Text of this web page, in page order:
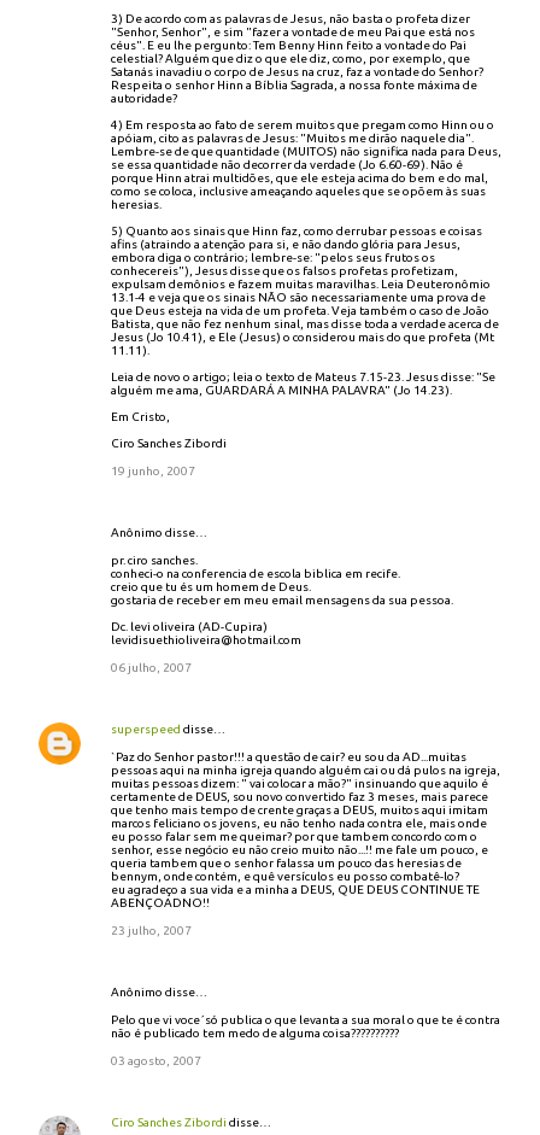
3) De acordo com as palavras de Jesus, não basta o profeta dizer
"Senhor, Senhor", e sim "fazer a vontade de meu Pai que está nos
céus". E eu lhe pergunto: Tem Benny Hinn feito a vontade do Pai
celestial? Alguém que diz o que ele diz, como, por exemplo, que
Satanás inavadiu o corpo de Jesus na cruz, faz a vontade do Senhor?
Respeita o senhor Hinn a Bíblia Sagrada, a nossa fonte máxima de
autoridade?
4) Em resposta ao fato de serem muitos que pregam como Hinn ou o
apóiam, cito as palavras de Jesus: "Muitos me dirão naquele dia".
Lembre-se de que quantidade (MUITOS) não significa nada para Deus,
se essa quantidade não decorrer da verdade (Jo 6.60-69). Não é
porque Hinn atrai multidões, que ele esteja acima do bem e do mal,
como se coloca, inclusive ameaçando aqueles que se opõem às suas
heresias.
5) Quanto aos sinais que Hinn faz, como derrubar pessoas e coisas
afins (atraindo a atenção para si, e não dando glória para Jesus,
embora diga o contrário; lembre-se: "pelos seus frutos os
conhecereis"), Jesus disse que os falsos profetas profetizam,
expulsam demônios e fazem muitas maravilhas. Leia Deuteronômio
13.1-4 e veja que os sinais NÃO são necessariamente uma prova de
que Deus esteja na vida de um profeta. Veja também o caso de João
Batista, que não fez nenhum sinal, mas disse toda a verdade acerca de
Jesus (Jo 10.41), e Ele (Jesus) o considerou mais do que profeta (Mt
11.11).
Leia de novo o artigo; leia o texto de Mateus 7.15-23. Jesus disse: "Se
alguém me ama, GUARDARÁ A MINHA PALAVRA" (Jo 14.23).
Em Cristo,
Ciro Sanches Zibordi
19 junho, 2007
Anônimo disse…
pr. ciro sanches.
conheci-o na conferencia de escola biblica em recife.
creio que tu és um homem de Deus.
gostaria de receber em meu email mensagens da sua pessoa.
Dc. levi oliveira (AD-Cupira)
levidisuethioliveira@hotmail.com
06 julho, 2007
superspeed disse…
`Paz do Senhor pastor!!! a questão de cair? eu sou da AD...muitas
pessoas aqui na minha igreja quando alguém cai ou dá pulos na igreja,
muitas pessoas dizem: " vai colocar a mão?" insinuando que aquilo é
certamente de DEUS, sou novo convertido faz 3 meses, mais parece
que tenho mais tempo de crente graças a DEUS, muitos aqui imitam
marcos feliciano os jovens, eu não tenho nada contra ele, mais onde
eu posso falar sem me queimar? por que tambem concordo com o
senhor, esse negócio eu não creio muito não...!! me fale um pouco, e
queria tambem que o senhor falassa um pouco das heresias de
bennym, onde contém, e quê versículos eu posso combatê-lo?
eu agradeço a sua vida e a minha a DEUS, QUE DEUS CONTINUE TE
ABENÇOADNO!!
23 julho, 2007
Anônimo disse…
Pelo que vi voce´só publica o que levanta a sua moral o que te é contra
não é publicado tem medo de alguma coisa??????????
03 agosto, 2007
Ciro Sanches Zibordi disse…